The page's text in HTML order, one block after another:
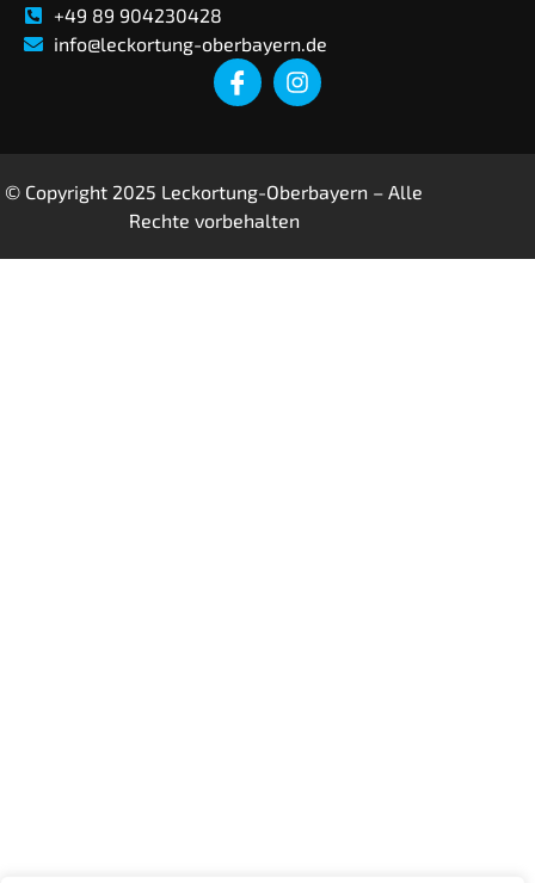
+49 89 904230428
info@leckortung-oberbayern.de
© Copyright 2025 Leckortung-Oberbayern – Alle
Rechte vorbehalten